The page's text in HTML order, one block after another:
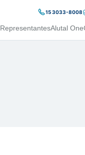
15 3033-8008
RepresentantesAlutal